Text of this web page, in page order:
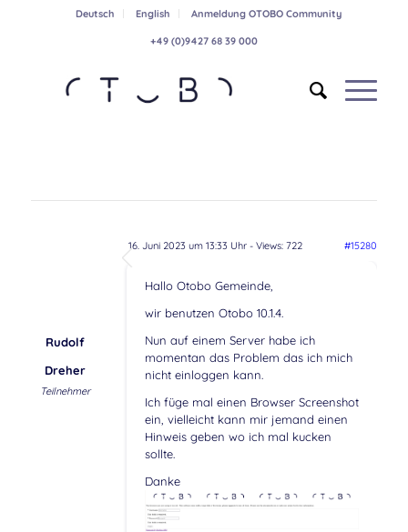
Deutsch English Anmeldung OTOBO Community
+49 (0)9427 68 39 000
16. Juni 2023 um 13:33 Uhr- Views: 722 #15280
Rudolf
Dreher
Teilnehmer
Hallo Otobo Gemeinde,
wir benutzen Otobo 10.1.4.
Nun auf einem Server habe ich
momentan das Problem das ich mich
nicht einloggen kann.
Ich füge mal einen Browser Screenshot
ein, vielleicht kann mir jemand einen
Hinweis geben wo ich mal kucken
sollte.
Danke